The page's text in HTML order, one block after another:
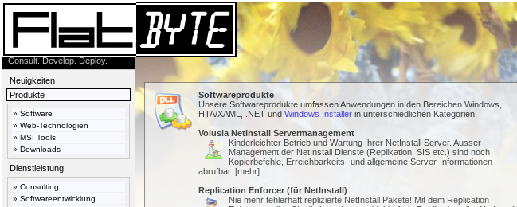
Consult. Develop. Deploy.
Neuigkeiten
Produkte
» Software
» Web-Technologien
» MSI Tools
» Downloads
Dienstleistung
» Consulting
» Softwareentwicklung
Softwareprodukte
Unsere Softwareprodukte umfassen Anwendungen in den Bereichen Windows,
HTA/XAML, .NET und Windows Installer in unterschiedlichen Kategorien.
Volusia NetInstall Servermanagement
Kinderleichter Betrieb und Wartung Ihrer NetInstall Server. Ausser
Management der NetInstall Dienste (Replikation, SIS etc.) sind noch
Kopierbefehle, Erreichbarkeits- und allgemeine Server-Informationen
abrufbar. [mehr]
Replication Enforcer (für NetInstall)
Nie mehr fehlerhaft replizierte NetInstall Pakete! Mit dem Replication